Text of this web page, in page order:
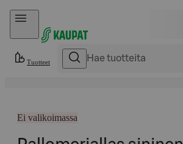
Hyppää sisältöön
Tuotteet
Ei valikoimassa